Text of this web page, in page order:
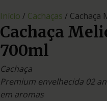
Início / Cachaças / Cachaça
Cachaça
700ml
Cachaça
Premium envelhecida 02
em aromas